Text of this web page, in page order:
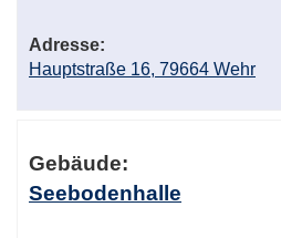
Adresse:
Hauptstraße 16, 79664 Wehr
Gebäude:
Seebodenhalle